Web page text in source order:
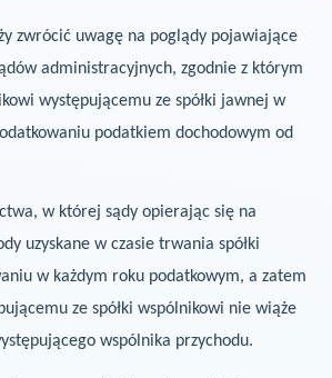
zwrócić uwagę na poglądy pojawiające
administracyjnych, zgodnie z którym
występującemu ze spółki jawnej w
podatkiem dochodowym od
w której sądy opierając się na
uzyskane w czasie trwania spółki
w każdym roku podatkowym, a zatem
ze spółki wspólnikowi nie wiąże
wspólnika przychodu.